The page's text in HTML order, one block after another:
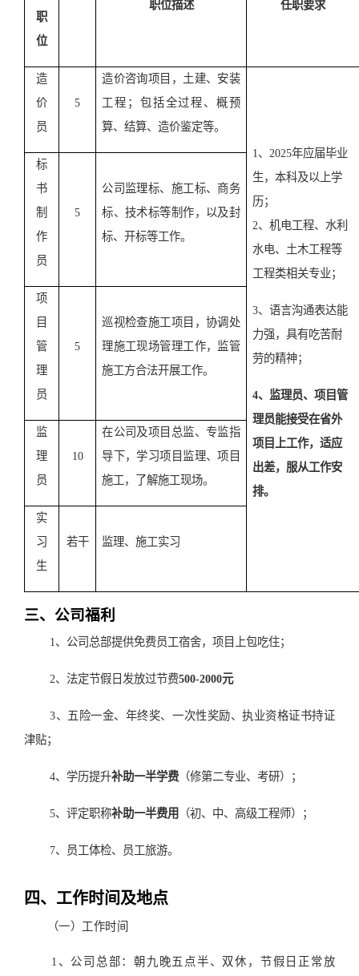
职
位
职位描述 任职要求
造
价
员
5
造价咨询项目，土建、安装
工程；包括全过程、概预
算、结算、造价鉴定等。
1、2025年应届毕业
生，本科及以上学
历；
2、机电工程、水利
水电、土木工程等
工程类相关专业；
3、语言沟通表达能
力强，具有吃苦耐
劳的精神；
4、监理员、项目管
理员能接受在省外
项目上工作，适应
出差，服从工作安
排。
标
书
制
作
员
5
公司监理标、施工标、商务
标、技术标等制作，以及封
标、开标等工作。
项
目
管
理
员
5
巡视检查施工项目，协调处
理施工现场管理工作，监管
施工方合法开展工作。
监
理
员
10
在公司及项目总监、专监指
导下，学习项目监理、项目
施工，了解施工现场。
实
习
生
若干 监理、施工实习
三、公司福利
1、公司总部提供免费员工宿舍，项目上包吃住；
2、法定节假日发放过节费500-2000元
3、五险一金、年终奖、一次性奖励、执业资格证书持证
津贴；
4、学历提升补助一半学费 （修第二专业、考研）；
5、评定职称补助一半费用 （初、中、高级工程师） ；
7、员工体检、员工旅游。
四、工作时间及地点
（一）工作时间
1、公司总部：朝九晚五点半、双休，节假日正常放